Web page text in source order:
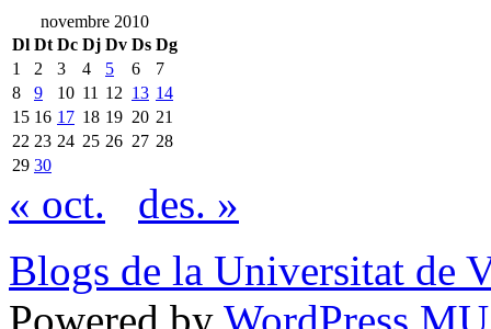
novembre 2010
Dl Dt Dc Dj Dv Ds Dg
1
2 3 4 5 6
7
8
9 10 11 12 13 14
15 16 17 18 19 20 21
22 23 24 25 26 27 28
29 30
« oct.
des. »
Blogs de la Universitat de